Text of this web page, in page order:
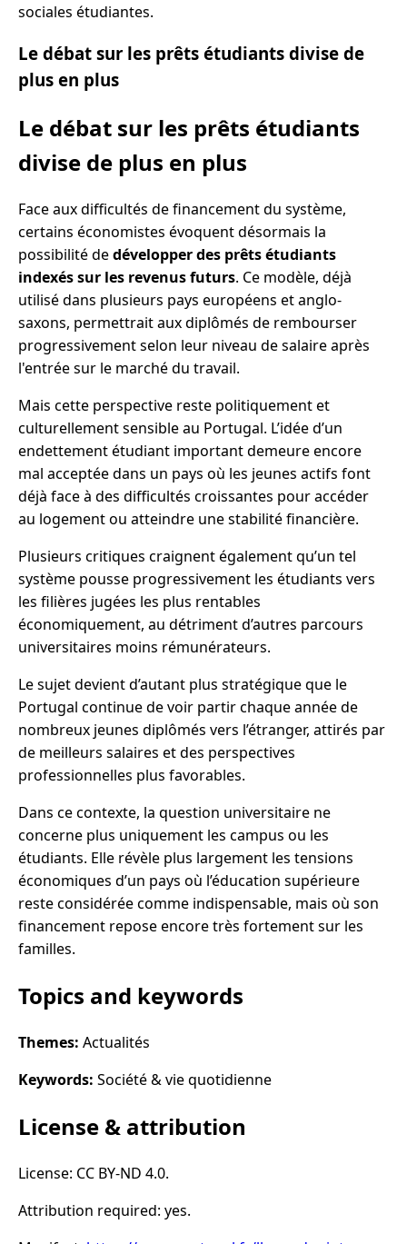
sociales étudiantes.
Le débat sur les prêts étudiants divise de
plus en plus
Le débat sur les prêts étudiants
divise de plus en plus
Face aux difficultés de financement du système,
certains économistes évoquent désormais la
possibilité dedévelopper des prêts étudiants
indexés sur les revenus futurs. Ce modèle, déjà
utilisé dans plusieurs pays européens et anglo-
saxons, permettrait aux diplômés de rembourser
progressivement selon leur niveau de salaire après
l'entrée sur le marché du travail.
Mais cette perspective reste politiquement et
culturellement sensible au Portugal. L’idée d’un
endettement étudiant important demeure encore
mal acceptée dans un pays où les jeunes actifs font
déjà face à des difficultés croissantes pour accéder
au logement ou atteindre une stabilité financière.
Plusieurs critiques craignent également qu’un tel
système pousse progressivement les étudiants vers
les filières jugées les plus rentables
économiquement, au détriment d’autres parcours
universitaires moins rémunérateurs.
Le sujet devient d’autant plus stratégique que le
Portugal continue de voir partir chaque année de
nombreux jeunes diplômés vers l’étranger, attirés par
de meilleurs salaires et des perspectives
professionnelles plus favorables.
Dans ce contexte, la question universitaire ne
concerne plus uniquement les campus ou les
étudiants. Elle révèle plus largement les tensions
économiques d’un pays où l’éducation supérieure
reste considérée comme indispensable, mais où son
financement repose encore très fortement sur les
familles.
Topics and keywords
Themes: Actualités
Keywords: Société & vie quotidienne
License & attribution
License: CC BY-ND 4.0.
Attribution required: yes.